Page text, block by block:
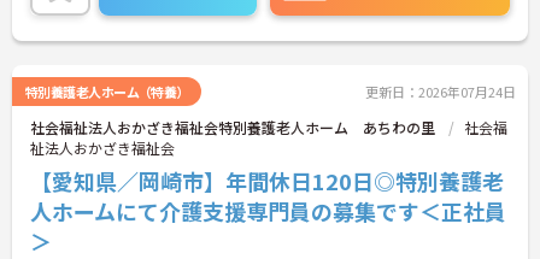
特別養護老人ホーム（特養） 更新日：2026年07月24日
社会福祉法人おかざき福祉会特別養護老人ホーム あちわの里
社会福
祉法人おかざき福祉会
【愛知県／岡崎市】年間休日120日◎特別養護老
人ホームにて介護支援専門員の募集です＜正社員
＞